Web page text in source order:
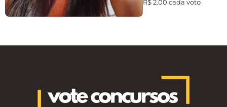
R$ 2.00 cada voto